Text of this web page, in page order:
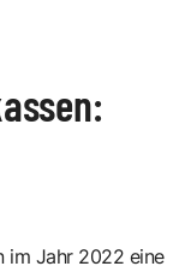
im Jahr 2022 eine